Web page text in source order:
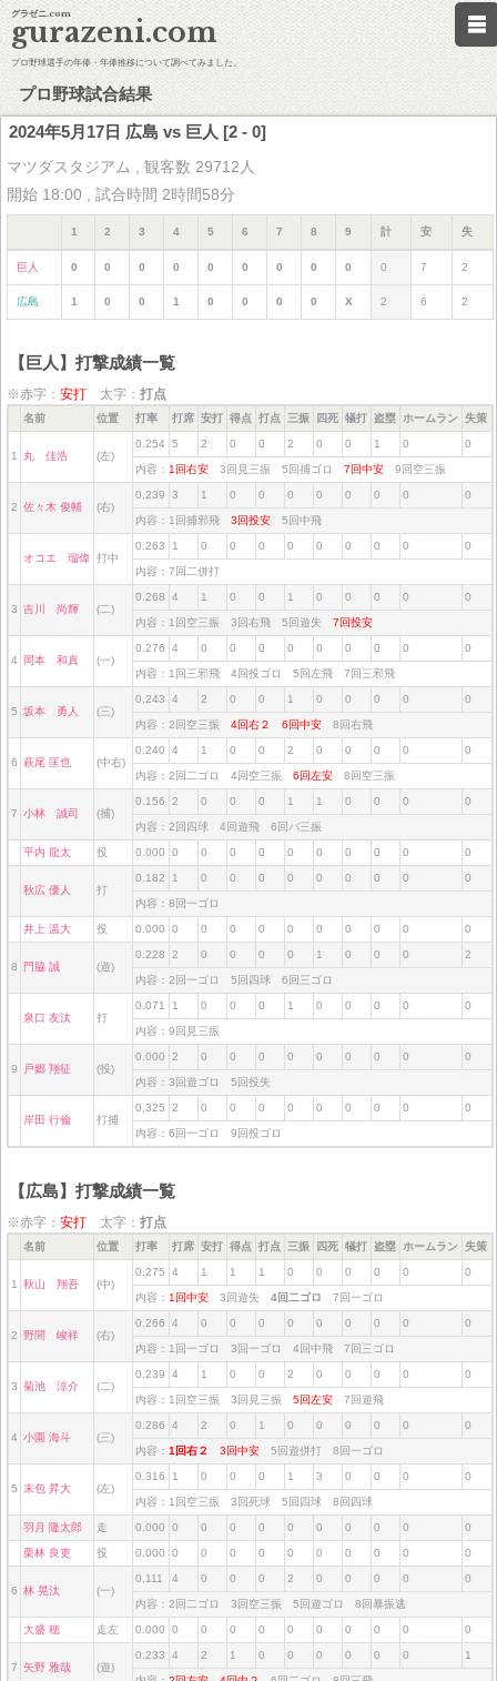
グラゼニ.com
gurazeni.com
プロ野球選手の年俸・年俸推移について調べてみました。
プロ野球試合結果
2024年5月17日 広島 vs 巨人 [2 - 0]
マツダスタジアム , 観客数 29712人
開始 18:00 , 試合時間 2時間58分
1 2 3 4 5 6 7 8 9 計 安 失
巨人 0 0 0 0 0 0 0 0 0 0 7 2
広島 1 0 0 1 0 0 0 0 X 2 6 2
【巨人】打撃成績一覧
※赤字： 安打 太字： 打点
名前 位置 打率 打席 安打 得点 打点 三振 四死 犠打 盗塁 ホームラン 失策
1 丸 佳浩 (左)
0.254 5 2 0 0 2 0 0 1 0 0
内容： 1回右安 3回見三振 5回捕ゴロ 7回中安 9回空三振
2 佐々木 俊輔 (右)
0.239 3 1 0 0 0 0 0 0 0 0
内容：1回捕邪飛 3回投安 5回中飛
オコエ 瑠偉 打中
0.263 1 0 0 0 0 0 0 0 0 0
内容：7回二併打
3 吉川 尚輝 (二)
0.268 4 1 0 0 1 0 0 0 0 0
内容：1回空三振 3回右飛 5回遊失 7回投安
4 岡本 和真 (一)
0.276 4 0 0 0 0 0 0 0 0 0
内容：1回三邪飛 4回投ゴロ 5回左飛 7回三邪飛
5 坂本 勇人 (三)
0.243 4 2 0 0 1 0 0 0 0 0
内容：2回空三振 4回右２ 6回中安 8回右飛
6 萩尾 匡也 (中右)
0.240 4 1 0 0 2 0 0 0 0 0
内容：2回二ゴロ 4回空三振 6回左安 8回空三振
7 小林 誠司 (捕)
0.156 2 0 0 0 1 1 0 0 0 0
内容：2回四球 4回遊飛 6回バ三振
平内 龍太 投 0.000 0 0 0 0 0 0 0 0 0 0
秋広 優人 打
0.182 1 0 0 0 0 0 0 0 0 0
内容：8回一ゴロ
井上 温大 投 0.000 0 0 0 0 0 0 0 0 0 0
8 門脇 誠 (遊)
0.228 2 0 0 0 0 1 0 0 0 2
内容：2回一ゴロ 5回四球 6回三ゴロ
泉口 友汰 打
0.071 1 0 0 0 1 0 0 0 0 0
内容：9回見三振
9 戸郷 翔征 (投)
0.000 2 0 0 0 0 0 0 0 0 0
内容：3回遊ゴロ 5回投失
岸田 行倫 打捕
0.325 2 0 0 0 0 0 0 0 0 0
内容：6回一ゴロ 9回投ゴロ
【広島】打撃成績一覧
※赤字： 安打 太字： 打点
名前 位置 打率 打席 安打 得点 打点 三振 四死 犠打 盗塁 ホームラン 失策
1 秋山 翔吾 (中)
0.275 4 1 1 1 0 0 0 0 0 0
内容： 1回中安 3回遊失 4回二ゴロ 7回一ゴロ
2 野間 峻祥 (右)
0.266 4 0 0 0 0 0 0 0 0 0
内容：1回一ゴロ 3回一ゴロ 4回中飛 7回三ゴロ
3 菊池 涼介 (二)
0.239 4 1 0 0 2 0 0 0 0 0
内容：1回空三振 3回見三振 5回左安 7回遊飛
4 小園 海斗 (三)
0.286 4 2 0 1 0 0 0 0 0 0
内容： 1回右２ 3回中安 5回遊併打 8回一ゴロ
5 末包 昇大 (左)
0.316 1 0 0 0 1 3 0 0 0 0
内容：1回空三振 3回死球 5回四球 8回四球
羽月 隆太郎 走 0.000 0 0 0 0 0 0 0 0 0 0
栗林 良吏 投 0.000 0 0 0 0 0 0 0 0 0 0
6 林 晃汰 (一)
0.111 4 0 0 0 2 0 0 0 0 0
内容：2回二ゴロ 3回空三振 5回遊ゴロ 8回暴振逃
大盛 穂 走左 0.000 0 0 0 0 0 0 0 0 0 0
7 矢野 雅哉 (遊)
0.233 4 2 1 0 0 0 0 0 0 1